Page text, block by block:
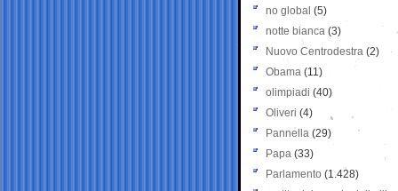
no global (5)
notte bianca (3)
Nuovo Centrodestra (2)
Obama (11)
olimpiadi (40)
Oliveri (4)
Pannella (29)
Papa (33)
Parlamento (1.428)